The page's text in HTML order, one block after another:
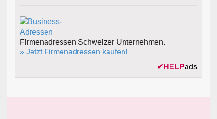
Firmenadressen Schweizer Unternehmen.
» Jetzt Firmenadressen kaufen!
✔ HELPads